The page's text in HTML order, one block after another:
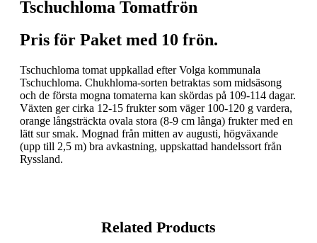
Tschuchloma Tomatfrön
Pris för Paket med 10 frön.
Tschuchloma tomat uppkallad efter Volga kommunala
Tschuchloma. Chukhloma-sorten betraktas som midsäsong
och de första mogna tomaterna kan skördas på 109-114 dagar.
Växten ger cirka 12-15 frukter som väger 100-120 g vardera,
orange långsträckta ovala stora (8-9 cm långa) frukter med en
lätt sur smak. Mognad från mitten av augusti, högväxande
(upp till 2,5 m) bra avkastning, uppskattad handelssort från
Ryssland.
Related Products